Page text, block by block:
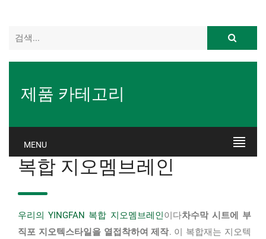
제품 카테고리
MENU
복합 지오멤브레인
우리의 YINGFAN 복합 지오멤브레인이다차수막 시트에 부
직포 지오텍스타일을 열접착하여 제작. 이 복합재는 지오텍